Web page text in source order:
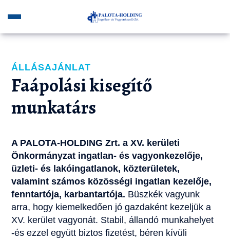
ÁLLÁSAJÁNLAT
Faápolási kisegítő
munkatárs
A PALOTA-HOLDING Zrt. a XV. kerületi
Önkormányzat ingatlan- és vagyonkezelője,
üzleti- és lakóingatlanok, közterületek,
valamint számos közösségi ingatlan kezelője,
fenntartója, karbantartója. Büszkék vagyunk
arra, hogy kiemelkedően jó gazdaként kezeljük a
XV. kerület vagyonát. Stabil, állandó munkahelyet
-és ezzel együtt biztos fizetést, béren kívüli